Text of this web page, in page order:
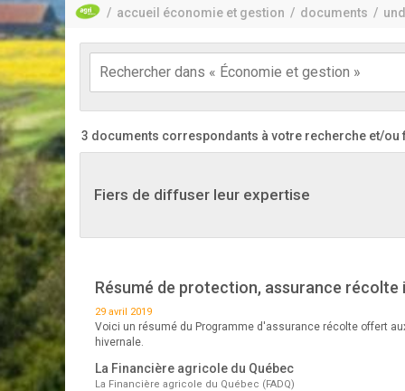
/ accueil économie et gestion / documents /
3 documents correspondants à votre recherche et/ou
Fiers de diffuser leur expertise
Résumé de protection, assurance récolte
29 avril 2019
Voici un résumé du Programme d'assurance récolte offert
hivernale.
La Financière agricole du Québec
La Financière agricole du Québec (FADQ)